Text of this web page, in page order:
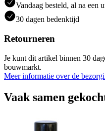
Vandaag besteld, al na een
30 dagen bedenktijd
Retourneren
Je kunt dit artikel binnen 30
bouwmarkt.
Meer informatie over de
Vaak samen